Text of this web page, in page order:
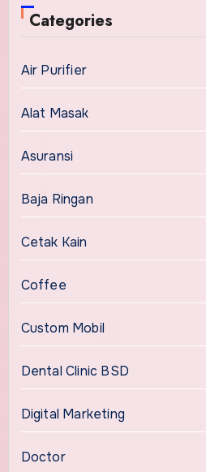
Categories
Air Purifier
Alat Masak
Asuransi
Baja Ringan
Cetak Kain
Coffee
Custom Mobil
Dental Clinic BSD
Digital Marketing
Doctor